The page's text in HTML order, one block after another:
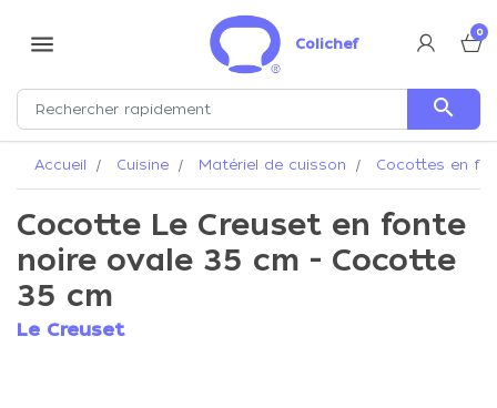
menu Colichef
0
search
Accueil Cuisine Matériel de cuisson Cocottes en
Cocotte Le Creuset en fonte
noire ovale 35 cm - Cocotte
35 cm
Le Creuset